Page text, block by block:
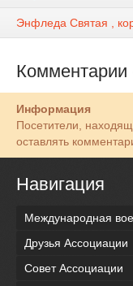
Энфледа Святая ,
Комментарии
Информация
Посетители,
оставлять
Навигация
Международная
Друзья Ассоциации
Совет Ассоциации